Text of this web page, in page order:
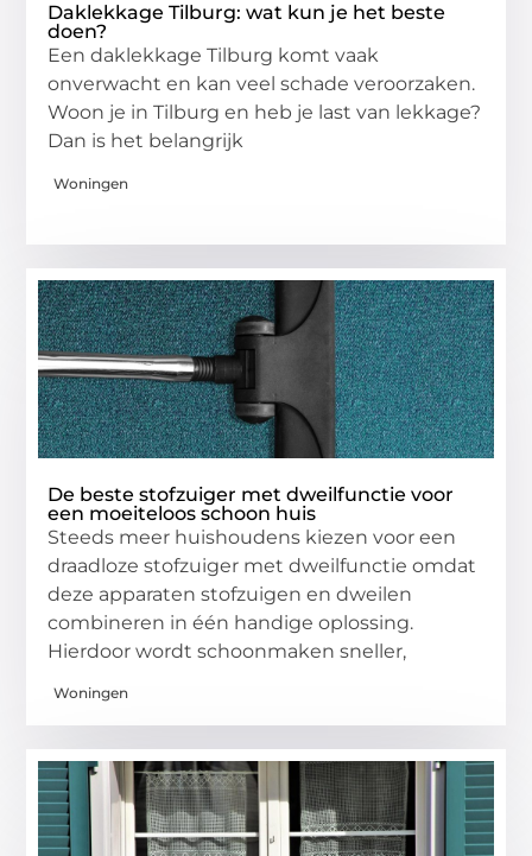
Daklekkage Tilburg: wat kun je het beste
doen?
Een daklekkage Tilburg komt vaak
onverwacht en kan veel schade veroorzaken.
Woon je in Tilburg en heb je last van lekkage?
Dan is het belangrijk
Woningen
De beste stofzuiger met dweilfunctie voor
een moeiteloos schoon huis
Steeds meer huishoudens kiezen voor een
draadloze stofzuiger met dweilfunctie omdat
deze apparaten stofzuigen en dweilen
combineren in één handige oplossing.
Hierdoor wordt schoonmaken sneller,
Woningen